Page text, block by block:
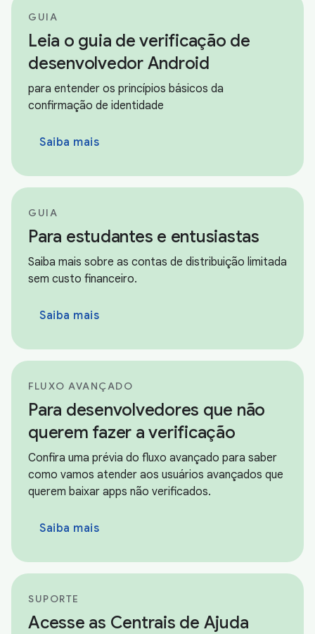
GUIA
Leia o guia de verificação de
desenvolvedor Android
para entender os princípios básicos da
confirmação de identidade
Saiba mais
GUIA
Para estudantes e entusiastas
Saiba mais sobre as contas de distribuição limitada
sem custo financeiro.
Saiba mais
FLUXO AVANÇADO
Para desenvolvedores que não
querem fazer a verificação
Confira uma prévia do fluxo avançado para saber
como vamos atender aos usuários avançados que
querem baixar apps não verificados.
Saiba mais
SUPORTE
Acesse as Centrais de Ajuda